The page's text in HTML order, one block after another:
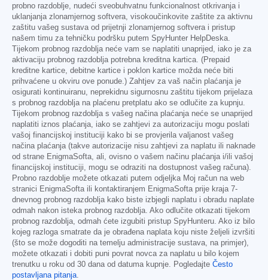
probno razdoblje, nudeći sveobuhvatnu funkcionalnost otkrivanja i
uklanjanja zlonamjernog softvera, visokoučinkovite zaštite za aktivnu
zaštitu vašeg sustava od prijetnji zlonamjernog softvera i pristup
našem timu za tehničku podršku putem SpyHunter HelpDeska.
Tijekom probnog razdoblja neće vam se naplatiti unaprijed, iako je za
aktivaciju probnog razdoblja potrebna kreditna kartica. (Prepaid
kreditne kartice, debitne kartice i poklon kartice možda neće biti
prihvaćene u okviru ove ponude.) Zahtjev za vaš način plaćanja je
osigurati kontinuiranu, neprekidnu sigurnosnu zaštitu tijekom prijelaza
s probnog razdoblja na plaćenu pretplatu ako se odlučite za kupnju.
Tijekom probnog razdoblja s vašeg načina plaćanja neće se unaprijed
naplatiti iznos plaćanja, iako se zahtjevi za autorizaciju mogu poslati
vašoj financijskoj instituciji kako bi se provjerila valjanost vašeg
načina plaćanja (takve autorizacije nisu zahtjevi za naplatu ili naknade
od strane EnigmaSofta, ali, ovisno o vašem načinu plaćanja i/ili vašoj
financijskoj instituciji, mogu se odraziti na dostupnost vašeg računa).
Probno razdoblje možete otkazati putem odjeljka Moj račun na web
stranici EnigmaSofta ili kontaktiranjem EnigmaSofta prije kraja 7-
dnevnog probnog razdoblja kako biste izbjegli naplatu i obradu naplate
odmah nakon isteka probnog razdoblja. Ako odlučite otkazati tijekom
probnog razdoblja, odmah ćete izgubiti pristup SpyHunteru. Ako iz bilo
kojeg razloga smatrate da je obrađena naplata koju niste željeli izvršiti
(što se može dogoditi na temelju administracije sustava, na primjer),
možete otkazati i dobiti puni povrat novca za naplatu u bilo kojem
trenutku u roku od 30 dana od datuma kupnje. Pogledajte Često
postavljana pitanja